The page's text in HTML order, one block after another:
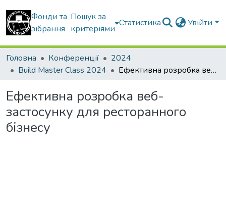
Фонди та
зібрання
Пошук за
критеріями
Статистика Увійти
Головна Конференції
2024
Build Master Class 2024
Ефективна розробка веб-застосунку для ресторанного бізнесу
Ефективна розробка веб-
застосунку для ресторанного
бізнесу